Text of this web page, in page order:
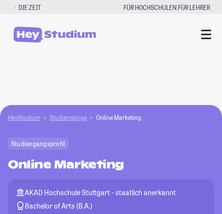
Zum
springen
DIE ZEIT FÜR HOCHSCHULEN|FÜR LEHRER
HeyStudium Studiengänge Online Marketing
Studiengangsprofil
Online Marketing
AKAD Hochschule Stuttgart - staatlich anerkannt
Bachelor of Arts (B.A.)